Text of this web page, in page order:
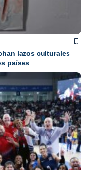
lazos culturales
países